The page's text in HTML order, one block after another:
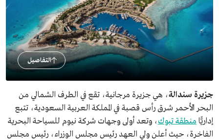
التفاصيل
جزيرة سندالة، هي جزيرة مرجانية، تقع في الطرف الشمالي من
البحر الأحمر شرق رأس قصبة في المملكة العربية السعودية، تتبع
إداريًّا منطقة تبوك، وتعد أولى وجهات شركة نيوم للسياحة البحرية
الفاخرة، حيث أعلن ولي العهد رئيس مجلس الوزراء، رئيس مجلس